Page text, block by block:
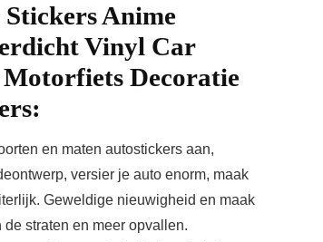
Anime
Vinyl Car
Decoratie
en maten autostickers aan,
versier je auto enorm, maak
Geweldige nieuwigheid en maak
straten en meer opvallen.